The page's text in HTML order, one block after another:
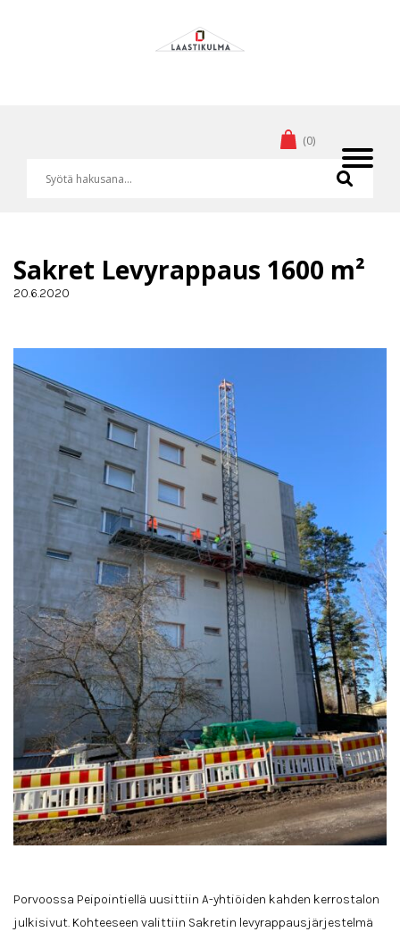
(0)
Sakret Levyrappaus 1600 m²
20.6.2020
Porvoossa Peipointiellä uusittiin A-yhtiöiden kahden kerrostalon
julkisivut. Kohteeseen valittiin Sakretin levyrappausjärjestelmä